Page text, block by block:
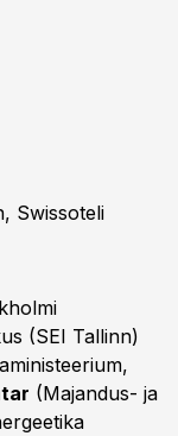
Swissoteli
(SEI Tallinn)
(Majandus- ja